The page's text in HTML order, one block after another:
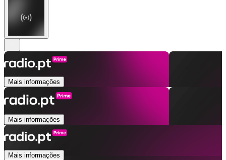
Mais informações
Mais informações
Mais informações